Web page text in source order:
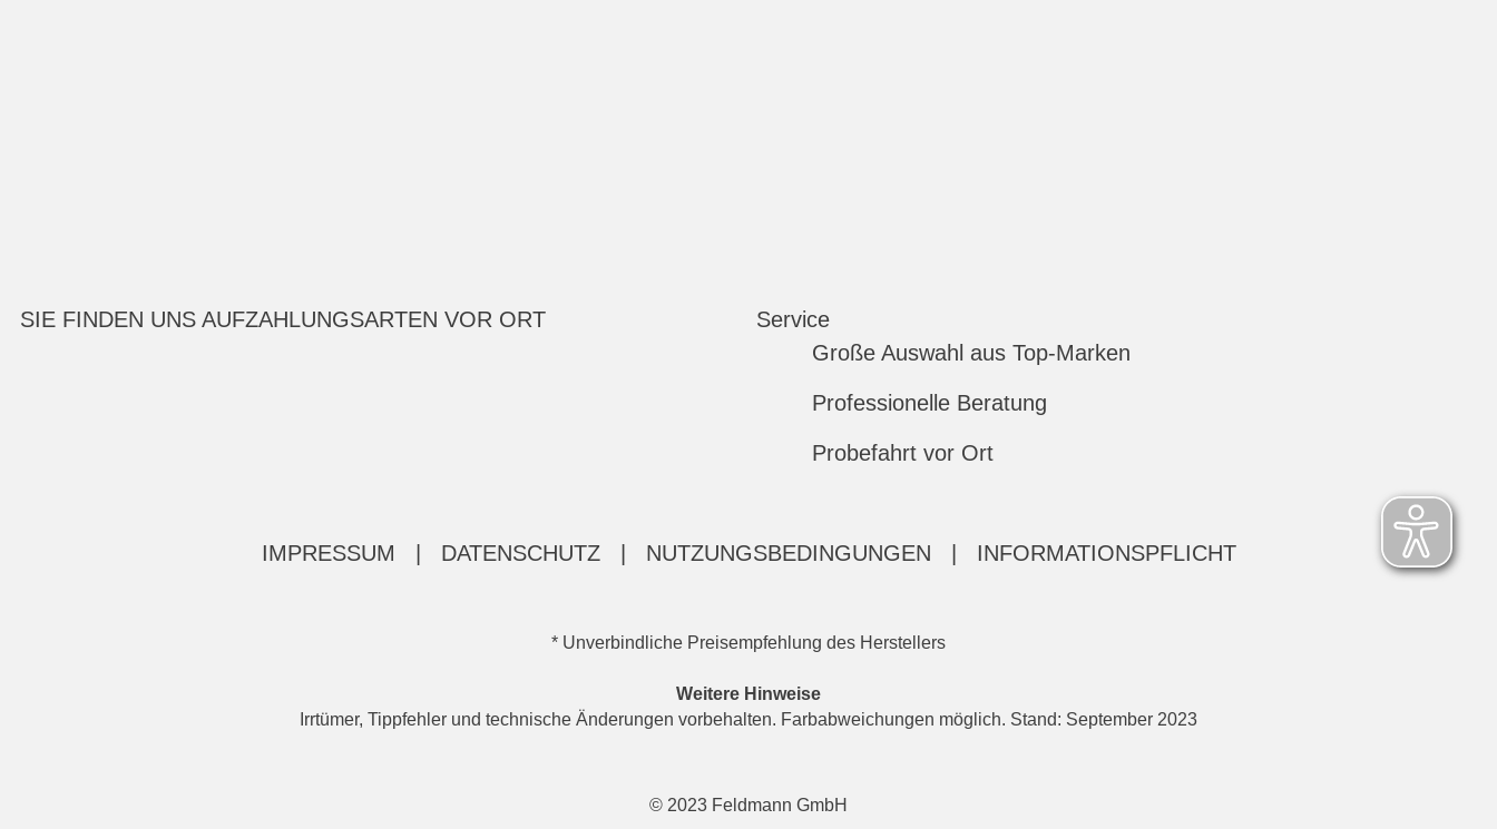
SIE FINDEN UNS AUFZAHLUNGSARTEN VOR ORT
Service
Große Auswahl aus Top-Marken
Professionelle Beratung
Probefahrt vor Ort
IMPRESSUM DATENSCHUTZ NUTZUNGSBEDINGUNGEN INFORMATIONSPFLICHT
* Unverbindliche Preisempfehlung des Herstellers
Weitere Hinweise
Irrtümer, Tippfehler und technische Änderungen vorbehalten. Farbabweichungen möglich. Stand: September 2023
© 2023 Feldmann GmbH